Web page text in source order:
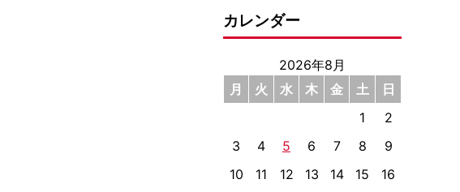
カレンダー
2026年8月
月
火 水 木 金 土
日
1
2
3
4 5 6 7 8
9
10
11 12 13 14 15
16